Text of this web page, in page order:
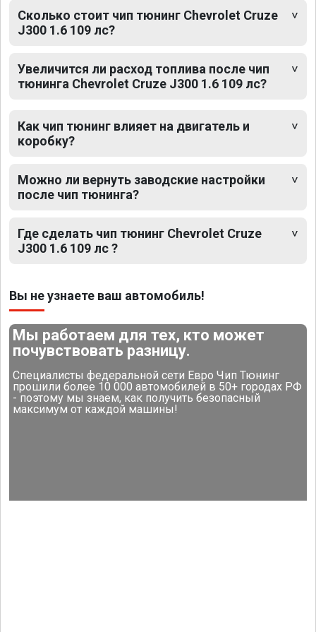
Сколько стоит чип тюнинг Chevrolet Cruze
J300 1.6 109 лс?
Увеличится ли расход топлива после чип
тюнинга Chevrolet Cruze J300 1.6 109 лс?
Как чип тюнинг влияет на двигатель и
коробку?
Можно ли вернуть заводские настройки
после чип тюнинга?
Где сделать чип тюнинг Chevrolet Cruze
J300 1.6 109 лс ?
Вы не узнаете ваш автомобиль!
Мы работаем для тех, кто может
почувствовать разницу.
Специалисты федеральной сети Евро Чип Тюнинг
прошили более 10 000 автомобилей в 50+ городах РФ
- поэтому мы знаем, как получить безопасный
максимум от каждой машины!